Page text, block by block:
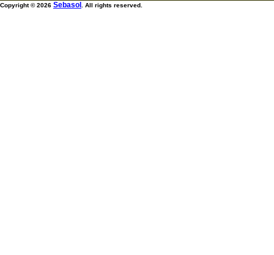
Copyright © 2026 Sebasol . All rights reserved.